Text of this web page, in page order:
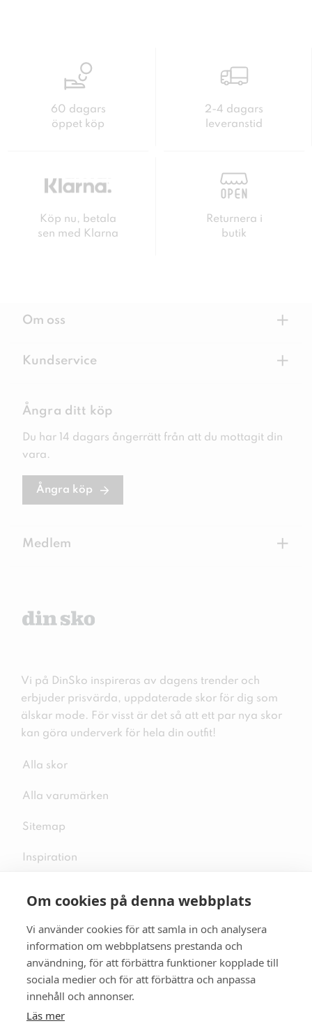
Om cookies på denna webbplats
Vi använder cookies för att samla in och analysera
information om webbplatsens prestanda och
användning, för att förbättra funktioner kopplade till
sociala medier och för att förbättra och anpassa
innehåll och annonser.
Läs mer
60 dagars
öppet köp
2-4 dagars
leveranstid
Köp nu, betala
sen med Klarna
Returnera i
butik
Om oss +
Kundservice +
Ångra ditt köp
Du har 14 dagars ångerrätt från att du mottagit din
vara.
Ångra köp
Medlem +
Vi på DinSko inspireras av dagens trender och
erbjuder prisvärda, uppdaterade skor för dig som
älskar mode. För visst är det så att ett par nya skor
kan göra underverk för hela din outfit!
Alla skor
Alla varumärken
Sitemap
Inspiration
Följ oss på sociala medier
Se mer skor: skopunkten.se